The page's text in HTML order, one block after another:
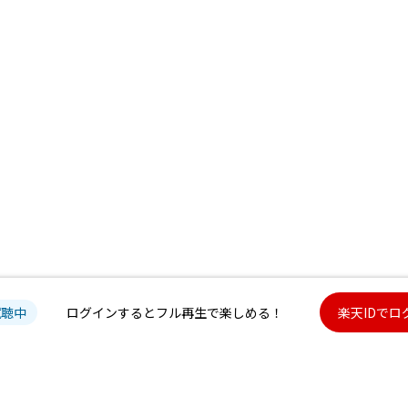
中 ログインするとフル再生で楽しめる！ 楽天IDでロ